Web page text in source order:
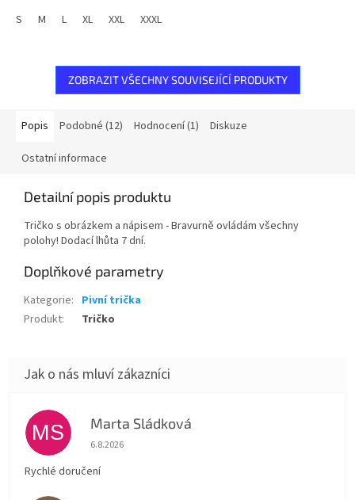
S
M L XL XXL XXXL
ZOBRAZIT VŠECHNY SOUVISEJÍCÍ PRODUKTY
Popis Podobné (12) Hodnocení (1) Diskuze
Ostatní informace
Detailní popis produktu
Tričko s obrázkem a nápisem - Bravurně ovládám všechny
polohy! Dodací lhůta 7 dní.
Doplňkové parametry
Kategorie: Pivní trička
Produkt: Tričko
MS Marta Sládková
Hodnocení obchodu je 5 z 5 hvězdiček.
6.8.2026
Rychlé doručení